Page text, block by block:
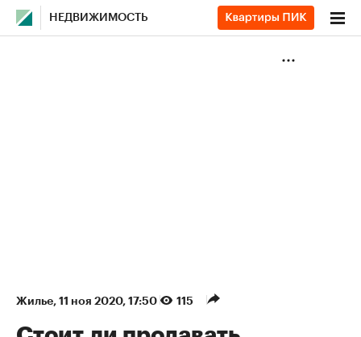
НЕДВИЖИМОСТЬ
Жилье⁠, 11 ноя 2020, 17:50 115